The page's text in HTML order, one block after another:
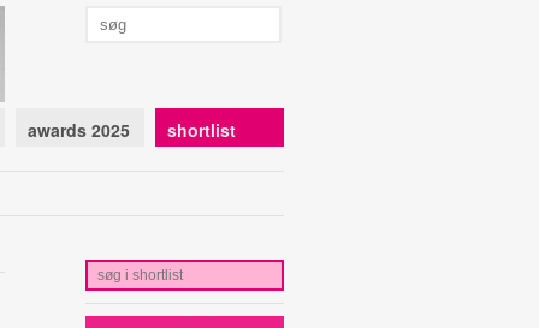
awards 2025 shortlist